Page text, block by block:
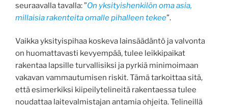
seuraavalla tavalla: ”On yksityishenkilön oma asia,
millaisia rakenteita omalle pihalleen tekee”.
Vaikka yksityispihaa koskeva lainsäädäntö ja valvonta
on huomattavasti kevyempää, tulee leikkipaikat
rakentaa lapsille turvallisiksi ja pyrkiä minimoimaan
vakavan vammautumisen riskit. Tämä tarkoittaa sitä,
että esimerkiksi kiipeilytelineitä rakentaessa tulee
noudattaa laitevalmistajan antamia ohjeita. Telineillä